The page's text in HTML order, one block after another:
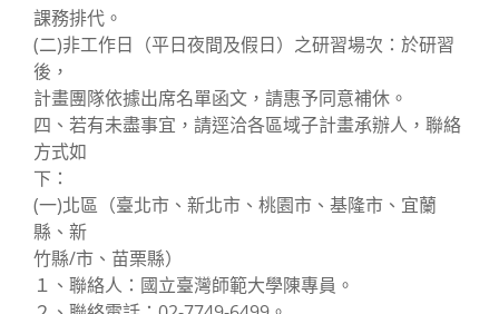
課務排代。
(二)非工作日（平日夜間及假日）之研習場次：於研習
後，
計畫團隊依據出席名單函文，請惠予同意補休。
四、若有未盡事宜，請逕洽各區域子計畫承辦人，聯絡
方式如
下：
(一)北區（臺北市、新北市、桃園市、基隆市、宜蘭
縣、新
竹縣/市、苗栗縣）
１、聯絡人：國立臺灣師範大學陳專員。